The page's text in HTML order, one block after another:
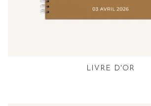
LIVRE D'OR